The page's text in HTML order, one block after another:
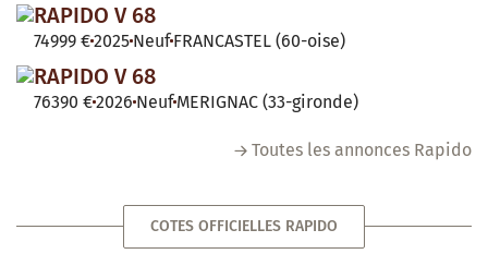
RAPIDO V 68
74999 €2025 Neuf FRANCASTEL (60-oise)
RAPIDO V 68
76390 €2026 Neuf MERIGNAC (33-gironde)
Toutes les annonces Rapido
COTES OFFICIELLES RAPIDO